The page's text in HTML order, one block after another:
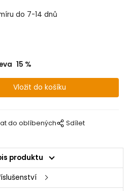
do 7-14 dnů
15 %
do oblíbených Sdílet
produktu